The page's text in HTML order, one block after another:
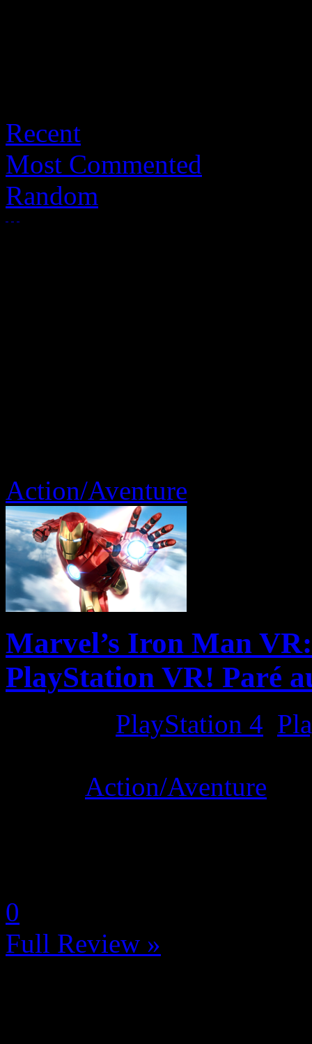
Recent
Most Commented
Random
Action/Aventure
Marvel’s Iron Man
PlayStation VR! Paré
PlayStation 4
Action/Aventure
0
Full Review »